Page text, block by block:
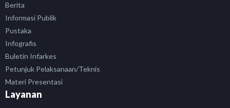
Berita
Informasi Publik
Pustaka
Infografis
Buletin Infarkes
Petunjuk Pelaksanaan/Teknis
Materi Presentasi
Layanan